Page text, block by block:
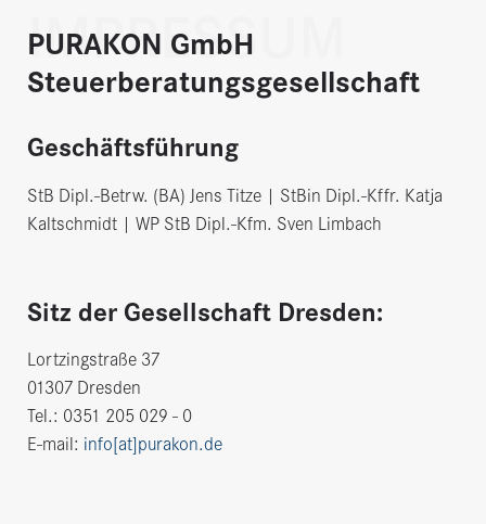
IMPRESSUM
PURAKON GmbH
Steuerberatungsgesellschaft
Geschäftsführung
StB Dipl.-Betrw. (BA) Jens Titze | StBin Dipl.-Kffr. Katja
Kaltschmidt | WP StB Dipl.-Kfm. Sven Limbach
Sitz der Gesellschaft Dresden:
Lortzingstraße 37
01307 Dresden
Tel.: 0351 205 029 - 0
E-mail: info[at]purakon.de